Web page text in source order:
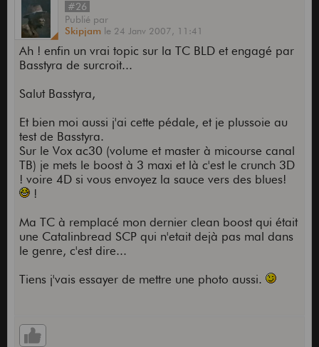
#26
Publié par
Skipjam le 24 Janv 2007, 11:41
Ah ! enfin un vrai topic sur la TC BLD et engagé par
Basstyra de surcroit...
Salut Basstyra,
Et bien moi aussi j'ai cette pédale, et je plussoie au
test de Basstyra.
Sur le Vox ac30 (volume et master à micourse canal
TB) je mets le boost à 3 maxi et là c'est le crunch 3D
! voire 4D si vous envoyez la sauce vers des blues!
!
Ma TC à remplacé mon dernier clean boost qui était
une Catalinbread SCP qui n'etait dejà pas mal dans
le genre, c'est dire...
Tiens j'vais essayer de mettre une photo aussi.